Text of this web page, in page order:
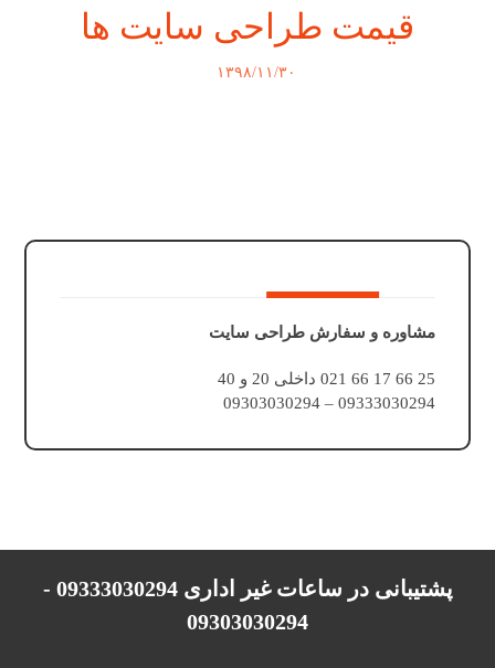
قیمت طراحی سایت ها
۱۳۹۸/۱۱/۳۰
مشاوره و سفارش طراحی سایت
25 66 17 66 021 داخلی 20 و 40
09333030294 – 09303030294
پشتیبانی در ساعات غیر اداری 09333030294 -
09303030294